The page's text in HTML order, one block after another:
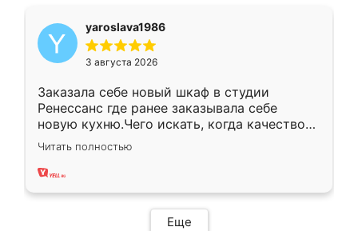
yaroslava1986
3 августа 2026
Заказала себе новый шкаф в студии
Ренессанс где ранее заказывала себе
новую кухню.Чего искать, когда качеством
вполне довольна. Служит кухня уже почти
два года, нареканий нет.
Читать полностью
Еще